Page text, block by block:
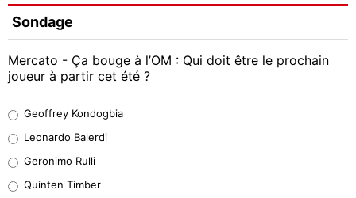
Sondage
Mercato - Ça bouge à l’OM : Qui doit être le prochain
joueur à partir cet été ?
38%
32%
Geoffrey Kondogbia
Leonardo Balerdi
Geronimo Rulli
Quinten Timber